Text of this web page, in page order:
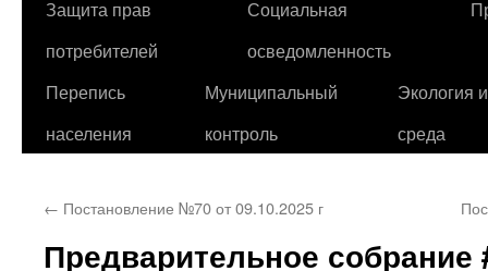
Защита прав
потребителей
Социальная
осведомленность
Перепись
населения
Муниципальный
контроль
Экология
среда
← Постановление №70 от 09.10.2025 г
Предварительное